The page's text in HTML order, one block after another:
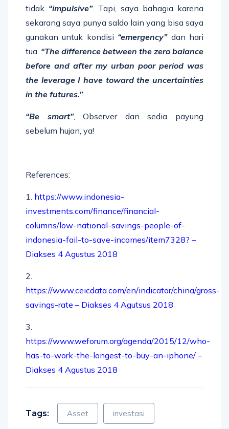
tidak “impulsive”. Tapi, saya bahagia karena
sekarang saya punya saldo lain yang bisa saya
gunakan untuk kondisi “emergency”dan hari
tua. “The difference between the zero balance
before and after my urban poor period was
the leverage I have toward the uncertainties
in the futures.”
“Be smart”, Observer dan sedia payung
sebelum hujan, ya!
References:
1. https://www.indonesia-
investments.com/finance/financial-
columns/low-national-savings-people-of-
indonesia-fail-to-save-incomes/item7328? –
Diakses 4 Agustus 2018
2.
https://www.ceicdata.com/en/indicator/china/gross-
savings-rate – Diakses 4 Agutsus 2018
3.
https://www.weforum.org/agenda/2015/12/who-
has-to-work-the-longest-to-buy-an-iphone/ –
Diakses 4 Agustus 2018
Tags: Asset investasi